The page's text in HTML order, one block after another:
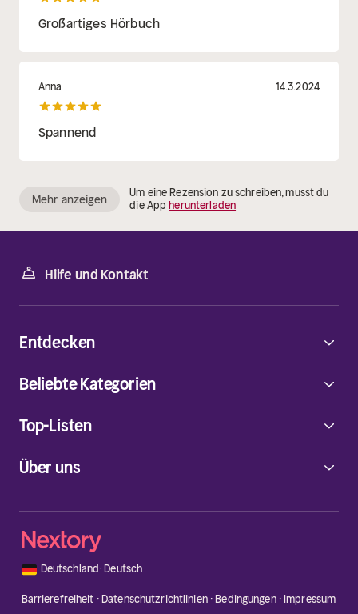
Großartiges Hörbuch
Anna 14.3.2024
Spannend
Mehr anzeigen
Um eine Rezension zu schreiben, musst du
die Appherunterladen
Hilfe und Kontakt
Über uns
Entdecken
Beliebte Kategorien
Top-Listen
🇩🇪 Deutschland·Deutsch
Barrierefreiheit ·Datenschutzrichtlinien·Bedingungen· Impressum